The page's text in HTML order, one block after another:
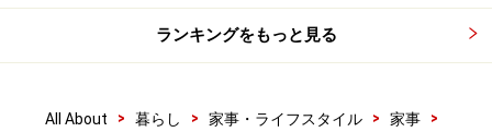
商品を受け取ったら中身をすぐに確認しましょう
ネットショップでは、商品を実際に手に取って見られな
ランキングをもっと見る
All About > 暮らし > 家事・ライフスタイル > 家事
>